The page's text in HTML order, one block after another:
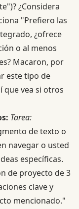
¿Considera
"Prefiero las
¿ofrece
o al menos
Macaron, por
este tipo de
que vea si otros
Tarea:
de texto o
navegar o usted
específicas.
de proyecto de 3
clave y
mencionado."